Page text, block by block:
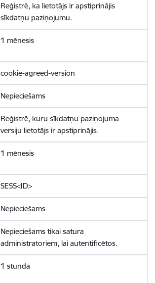
Reģistrē, ka lietotājs ir apstiprinājis
sīkdatņu paziņojumu.
1 mēnesis
cookie-agreed-version
Nepieciešams
Reģistrē, kuru sīkdatņu paziņojuma
versiju lietotājs ir apstiprinājis.
1 mēnesis
SESS<ID>
Nepieciešams
Nepieciešams tikai satura
administratoriem, lai autentificētos.
1 stunda